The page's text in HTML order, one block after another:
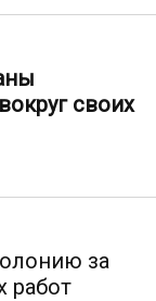
своих
за
работ